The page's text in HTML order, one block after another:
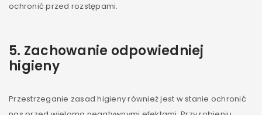
ochronić przed rozstępami.
5. Zachowanie odpowiedniej
higieny
Przestrzeganie zasad higieny również jest w stanie ochronić